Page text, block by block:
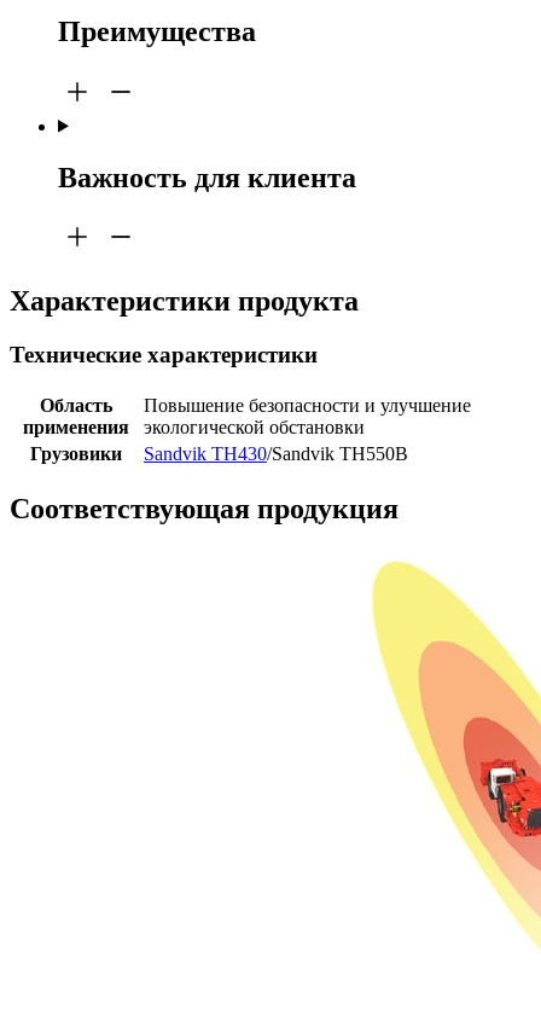
Преимущества
Важность для клиента
Характеристики продукта
Технические характеристики
Область
применения
Повышение безопасности и улучшение
экологической обстановки
Грузовики
Sandvik TH430/Sandvik TH550B
Соответствующая продукция